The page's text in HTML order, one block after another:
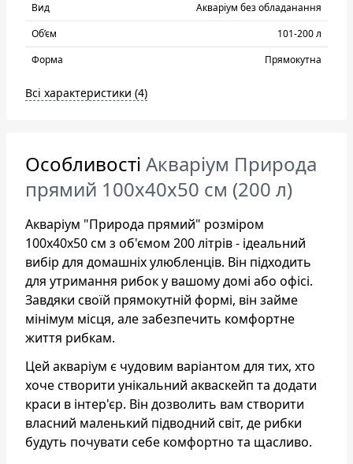
Вид
Акваріум без обладанання
Об’єм
101-200 л
Форма
Прямокутна
Всі характеристики (4)
Особливості Акваріум Природа
прямий 100x40x50 см (200 л)
Акваріум "Природа прямий" розміром
100x40x50 см з об'ємом 200 літрів - ідеальний
вибір для домашніх улюбленців. Він підходить
для утримання рибок у вашому домі або офісі.
Завдяки своїй прямокутній формі, він займе
мінімум місця, але забезпечить комфортне
життя рибкам.
Цей акваріум є чудовим варіантом для тих, хто
хоче створити унікальний акваскейп та додати
краси в інтер'єр. Він дозволить вам створити
власний маленький підводний світ, де рибки
будуть почувати себе комфортно та щасливо.